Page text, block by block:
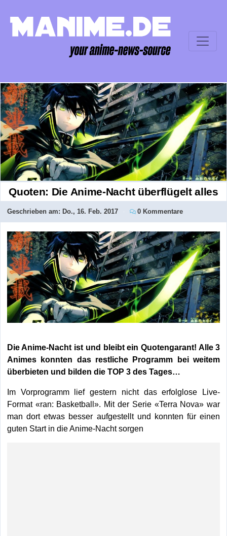
Quoten: Die Anime-Nacht überflügelt alles
Geschrieben am: Do., 16. Feb. 2017 0 Kommentare
Die Anime-Nacht ist und bleibt ein Quotengarant! Alle 3
Animes konnten das restliche Programm bei weitem
überbieten und bilden die TOP 3 des Tages…
Im Vorprogramm lief gestern nicht das erfolglose Live-
Format «ran: Basketball». Mit der Serie «Terra Nova» war
man dort etwas besser aufgestellt und konnten für einen
guten Start in die Anime-Nacht sorgen